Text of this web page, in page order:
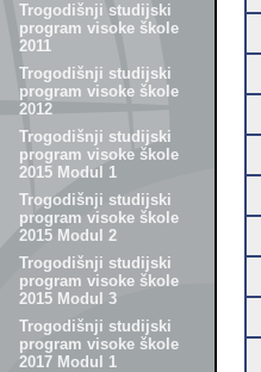
Trogodišnji studijski
program visoke škole
2011
Trogodišnji studijski
program visoke škole
2012
Trogodišnji studijski
program visoke škole
2015 Modul 1
Trogodišnji studijski
program visoke škole
2015 Modul 2
Trogodišnji studijski
program visoke škole
2015 Modul 3
Trogodišnji studijski
program visoke škole
2017 Modul 1